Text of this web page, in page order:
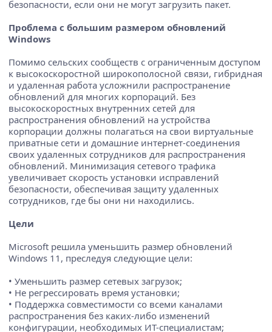
безопасности, если они не могут загрузить пакет.
Проблема с большим размером обновлений
Windows
Помимо сельских сообществ с ограниченным доступом
к высокоскоростной широкополосной связи, гибридная
и удаленная работа усложнили распространение
обновлений для многих корпораций. Без
высокоскоростных внутренних сетей для
распространения обновлений на устройства
корпорации должны полагаться на свои виртуальные
приватные сети и домашние интернет-соединения
своих удаленных сотрудников для распространения
обновлений. Минимизация сетевого трафика
увеличивает скорость установки исправлений
безопасности, обеспечивая защиту удаленных
сотрудников, где бы они ни находились.
Цели
Microsoft решила уменьшить размер обновлений
Windows 11, преследуя следующие цели:
• Уменьшить размер сетевых загрузок;
• Не регрессировать время установки;
• Поддержка совместимости со всеми каналами
распространения без каких-либо изменений
конфигурации, необходимых ИТ-специалистам;